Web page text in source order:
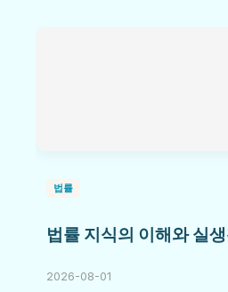
법률
법률 지식의 이해와 실
2026-08-01